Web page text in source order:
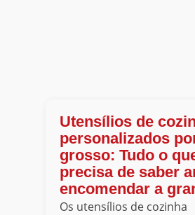
Utensílios de
personalizados
grosso: Tudo o
precisa de saber
encomendar a
Os utensílios de cozinha